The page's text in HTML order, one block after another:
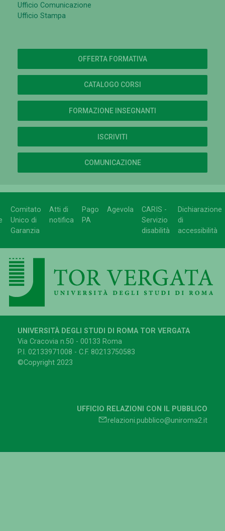
Ufficio Comunicazione
Ufficio Stampa
OFFERTA FORMATIVA
CATALOGO CORSI
FORMAZIONE INSEGNANTI
ISCRIVITI
COMUNICAZIONE
Comitato
Unico di
Garanzia
Atti di
notifica
Pago
PA
Agevola
CARIS -
Servizio
disabilità
Dichiarazione
di
accessibilità
UNIVERSITÀ DEGLI STUDI DI ROMA TOR VERGATA
Via Cracovia n.50 - 00133 Roma
P.I. 02133971008 - C.F. 80213750583
©Copyright 2023
UFFICIO RELAZIONI CON IL PUBBLICO
relazioni.pubblico@uniroma2.it